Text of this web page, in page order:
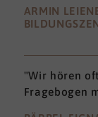
ARMIN
"Wir hören
Fragebogen